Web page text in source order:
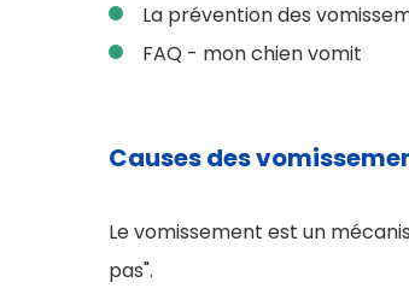
La prévention des
FAQ - mon chien vomit
Causes des
Le vomissement est un
pas".